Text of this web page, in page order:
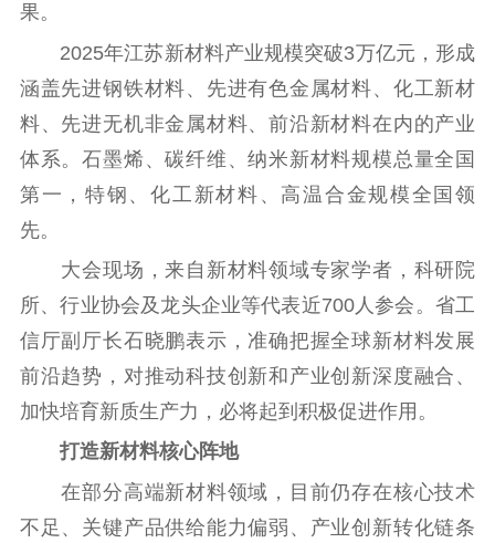
精品生产 文化惠民
文化传承
文化交流
体制改革
文化产业
紫金文化艺术节
品牌活动 紫艺舞台
精神文明
先进典型
社会宣传
思想政治教育 爱国主义教育
全民国防教育
红色资源保护利
新闻出版
精品出版 全民阅读
出版监管
果。
2025年江苏新材料产业规模突破3万亿元，形成
涵盖先进钢铁材料、先进有色金属材料、化工新材
料、先进无机非金属材料、前沿新材料在内的产业
体系。石墨烯、碳纤维、纳米新材料规模总量全国
第一，特钢、化工新材料、高温合金规模全国领
先。
大会现场，来自新材料领域专家学者，科研院
所、行业协会及龙头企业等代表近700人参会。省工
信厅副厅长石晓鹏表示，准确把握全球新材料发展
前沿趋势，对推动科技创新和产业创新深度融合、
加快培育新质生产力，必将起到积极促进作用。
打造新材料核心阵地
在部分高端新材料领域，目前仍存在核心技术
不足、关键产品供给能力偏弱、产业创新转化链条